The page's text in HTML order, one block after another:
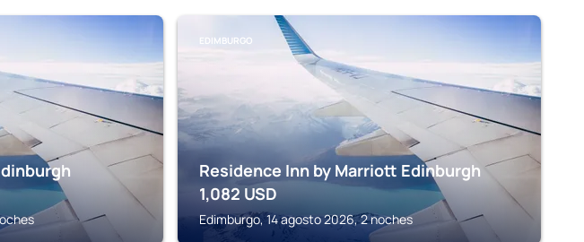
EDIMBURGO
Residence Inn by Marriott Edinburgh
1,082 USD
Edimburgo, 14 agosto 2026, 2 noches